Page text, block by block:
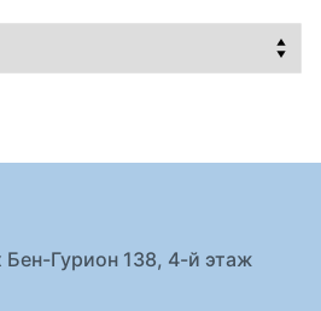
Бен-Гурион 138, 4-й этаж